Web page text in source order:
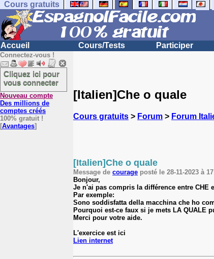
Cours gratuits
Accueil Cours/Tests Participer
Connectez-vous !
Cliquez ici pour
vous connecter
Nouveau compte
Des millions de
comptes créés
100% gratuit !
[Avantages]
[Italien]Che o quale
Cours gratuits > Forum > Forum
[Italien]Che o quale
Message de courage posté le 28-11-2023 à
Bonjour,
Je n'ai pas compris la différence entre CHE
Par exemple:
Sono soddisfatta della macchina che ho
Pourquoi est-ce faux si je mets LA QUALE
Merci pour votre aide.
L'exercice est ici
Lien internet